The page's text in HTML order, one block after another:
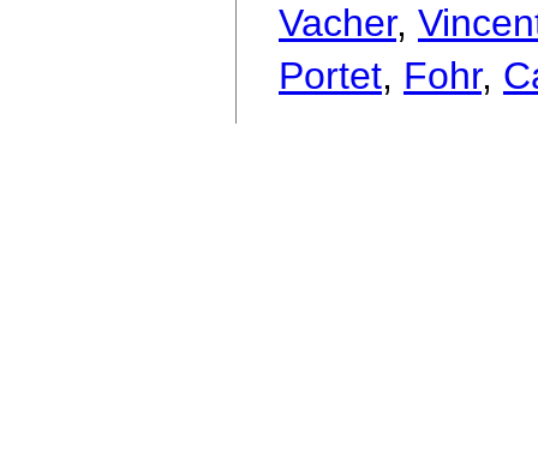
Vacher,
Portet, Fohr,